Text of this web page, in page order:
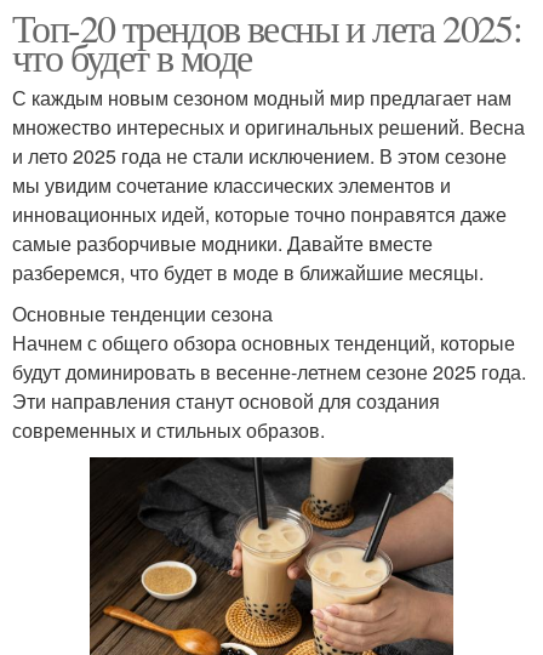
Топ-20 трендов весны и лета 2025:
что будет в моде
С каждым новым сезоном модный мир предлагает нам
множество интересных и оригинальных решений. Весна
и лето 2025 года не стали исключением. В этом сезоне
мы увидим сочетание классических элементов и
инновационных идей, которые точно понравятся даже
самые разборчивые модники. Давайте вместе
разберемся, что будет в моде в ближайшие месяцы.
Основные тенденции сезона
Начнем с общего обзора основных тенденций, которые
будут доминировать в весенне-летнем сезоне 2025 года.
Эти направления станут основой для создания
современных и стильных образов.